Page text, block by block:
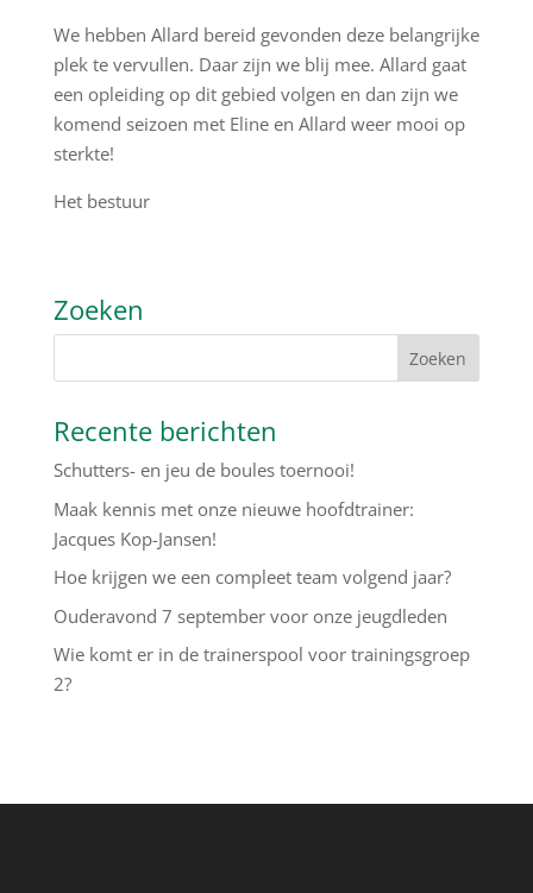
We hebben Allard bereid gevonden deze belangrijke
plek te vervullen. Daar zijn we blij mee. Allard gaat
een opleiding op dit gebied volgen en dan zijn we
komend seizoen met Eline en Allard weer mooi op
sterkte!
Het bestuur
Zoeken
Recente berichten
Schutters- en jeu de boules toernooi!
Maak kennis met onze nieuwe hoofdtrainer:
Jacques Kop-Jansen!
Hoe krijgen we een compleet team volgend jaar?
Ouderavond 7 september voor onze jeugdleden
Wie komt er in de trainerspool voor trainingsgroep
2?